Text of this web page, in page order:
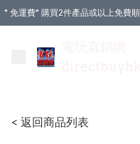
* 免運費* 購買2件產品或以上免費
< 返回商品列表